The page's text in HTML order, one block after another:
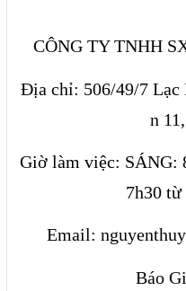
CÔNG TY TNHH
Địa chỉ: 506/49/7 Lạc
n
Giờ làm việc: SÁNG:
7h30
Email:
Báo